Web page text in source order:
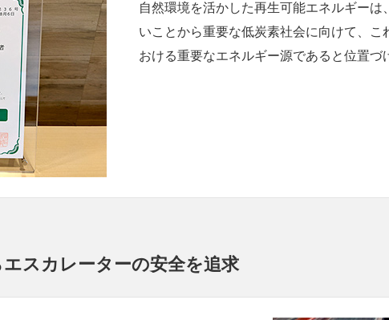
自然環境を活かした再生可能エネルギーは
いことから重要な低炭素社会に向けて、こ
おける重要なエネルギー源であると位置づ
スカレーターの安全を追求